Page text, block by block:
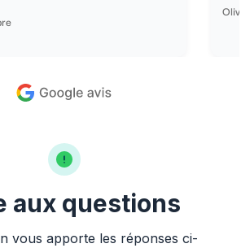
aux questions
vous apporte les réponses ci-